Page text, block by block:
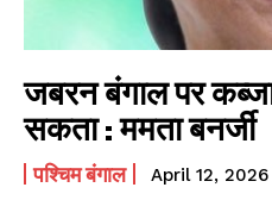
जबरन बंगाल पर
सकता : ममता बनर्जी
पश्चिम बंगाल April 12, 2026